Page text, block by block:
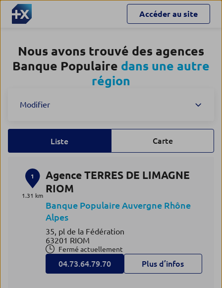
Accéder au site
Nous avons trouvé des agences
Banque Populaire dans une autre
région
Modifier
Liste Carte
1
1.31 km
Agence TERRES DE LIMAGNE
RIOM
Banque Populaire Auvergne Rhône
Alpes
35, pl de la Fédération
63201 RIOM
Fermé actuellement
04.73.64.79.70 Plus d’infos